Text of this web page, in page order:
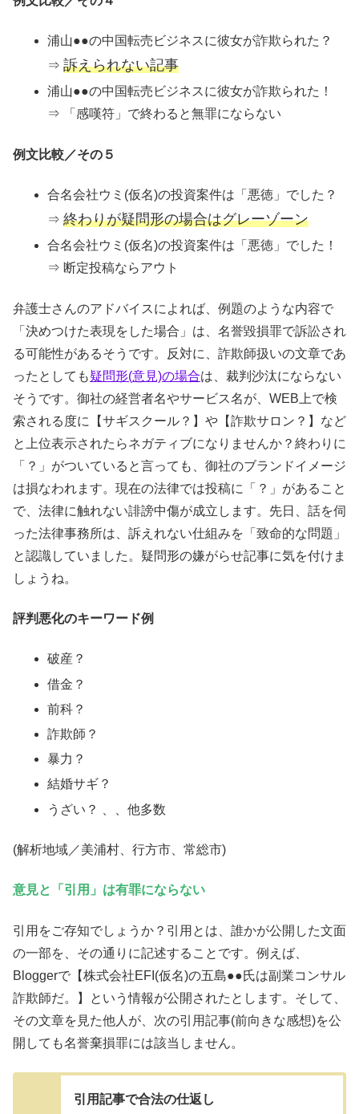
浦山●●の中国転売ビジネスに彼女が詐欺られた？
⇒訴えられない記事
浦山●●の中国転売ビジネスに彼女が詐欺られた！
⇒ 「感嘆符」で終わると無罪にならない
例文比較／その５
合名会社ウミ(仮名)の投資案件は「悪徳」でした？
⇒終わりが疑問形の場合はグレーゾーン
合名会社ウミ(仮名)の投資案件は「悪徳」でした！
⇒ 断定投稿ならアウト
弁護士さんのアドバイスによれば、例題のような内容で
「決めつけた表現をした場合」は、名誉毀損罪で訴訟され
る可能性があるそうです。反対に、詐欺師扱いの文章であ
ったとしても疑問形(意見)の場合は、裁判沙汰にならない
そうです。御社の経営者名やサービス名が、WEB上で検
索される度に【サギスクール？】や【詐欺サロン？】など
と上位表示されたらネガティブになりませんか？終わりに
「？」がついていると言っても、御社のブランドイメージ
は損なわれます。現在の法律では投稿に「？」があること
で、法律に触れない誹謗中傷が成立します。先日、話を伺
った法律事務所は、訴えれない仕組みを「致命的な問題」
と認識していました。疑問形の嫌がらせ記事に気を付けま
しょうね。
評判悪化のキーワード例
破産？
借金？
前科？
詐欺師？
暴力？
結婚サギ？
うざい？ 、、他多数
(解析地域／美浦村、行方市、常総市)
意見と「引用」は有罪にならない
引用をご存知でしょうか？引用とは、誰かが公開した文面
の一部を、その通りに記述することです。例えば、
Bloggerで【株式会社EFI(仮名)の五島●●氏は副業コンサル
詐欺師だ。】という情報が公開されたとします。そして、
その文章を見た他人が、次の引用記事(前向きな感想)を公
開しても名誉棄損罪には該当しません。
引用記事で合法の仕返し